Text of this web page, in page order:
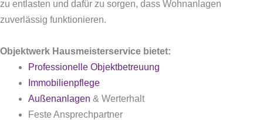
zu entlasten und dafür zu sorgen, dass Wohnanlagen
zuverlässig funktionieren.
Objektwerk Hausmeisterservice bietet:
Professionelle Objektbetreuung
Immobilienpflege
Außenanlagen & Werterhalt
Feste Ansprechpartner